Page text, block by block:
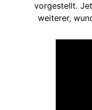
vorgestellt.
weiterer,